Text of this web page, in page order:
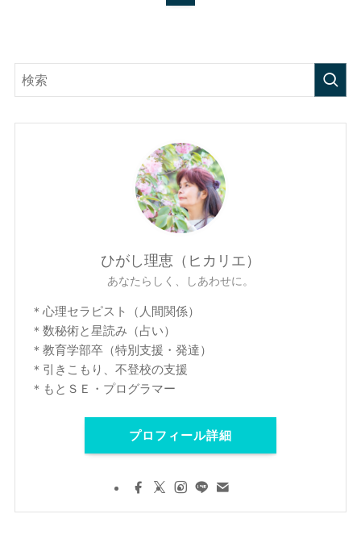
ひがし理恵（ヒカリエ）
あなたらしく、しあわせに。
＊心理セラピスト（人間関係）
＊数秘術と星読み（占い）
＊教育学部卒（特別支援・発達）
＊引きこもり、不登校の支援
＊もとＳＥ・プログラマー
プロフィール詳細